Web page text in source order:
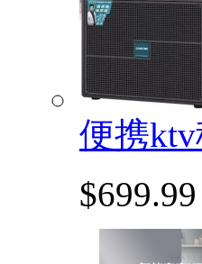
便携
$699.99